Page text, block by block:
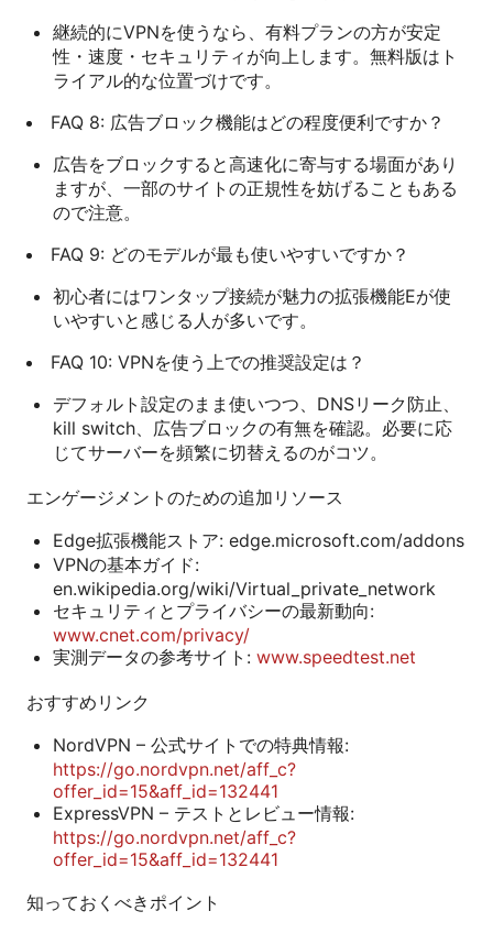
継続的にVPNを使うなら、有料プランの方が安定
性・速度・セキュリティが向上します。無料版はト
ライアル的な位置づけです。
FAQ 8: 広告ブロック機能はどの程度便利ですか？
広告をブロックすると高速化に寄与する場面があり
ますが、一部のサイトの正規性を妨げることもある
ので注意。
FAQ 9: どのモデルが最も使いやすいですか？
初心者にはワンタップ接続が魅力の拡張機能Eが使
いやすいと感じる人が多いです。
FAQ 10: VPNを使う上での推奨設定は？
デフォルト設定のまま使いつつ、DNSリーク防止、
kill switch、広告ブロックの有無を確認。必要に応
じてサーバーを頻繁に切替えるのがコツ。
エンゲージメントのための追加リソース
Edge拡張機能ストア: edge.microsoft.com/addons
VPNの基本ガイド:
en.wikipedia.org/wiki/Virtual_private_network
セキュリティとプライバシーの最新動向:
www.cnet.com/privacy/
実測データの参考サイト: www.speedtest.net
おすすめリンク
NordVPN – 公式サイトでの特典情報:
https://go.nordvpn.net/aff_c?
offer_id=15&aff_id=132441
ExpressVPN – テストとレビュー情報:
https://go.nordvpn.net/aff_c?
offer_id=15&aff_id=132441
知っておくべきポイント